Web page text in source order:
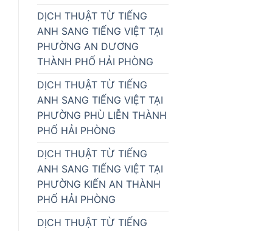
DỊCH THUẬT TỪ TIẾNG
ANH SANG TIẾNG VIỆT TẠI
PHƯỜNG AN DƯƠNG
THÀNH PHỐ HẢI PHÒNG
DỊCH THUẬT TỪ TIẾNG
ANH SANG TIẾNG VIỆT TẠI
PHƯỜNG PHÙ LIỄN THÀNH
PHỐ HẢI PHÒNG
DỊCH THUẬT TỪ TIẾNG
ANH SANG TIẾNG VIỆT TẠI
PHƯỜNG KIẾN AN THÀNH
PHỐ HẢI PHÒNG
DỊCH THUẬT TỪ TIẾNG